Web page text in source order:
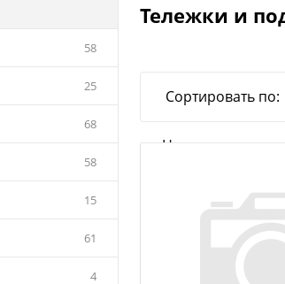
58
25
68
58
15
61
4
Тележки и
Сортировать по:
Наличие товара